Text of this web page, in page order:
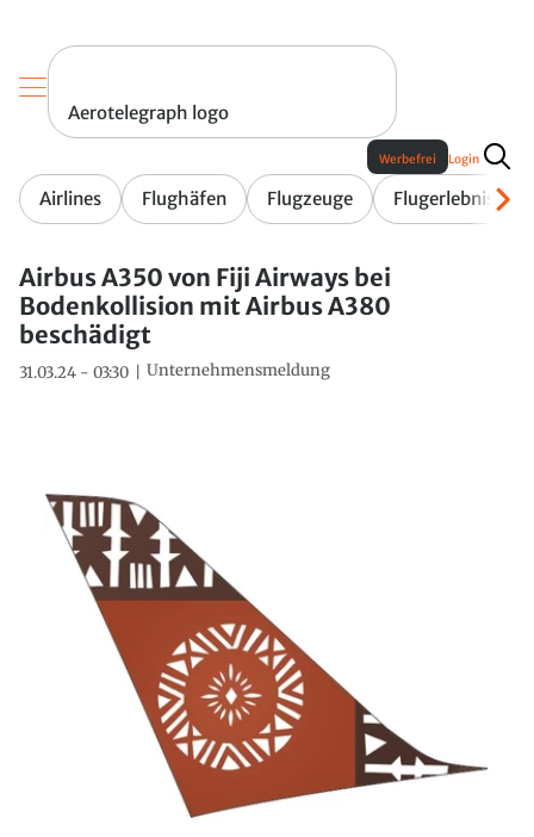
Aerotelegraph logo
Airlines Flughäfen Flugzeuge Flugerlebnis
Werbefrei Login
Airbus A350 von Fiji Airways bei
Bodenkollision mit Airbus A380
beschädigt
31.03.24 - 03:30 Unternehmensmeldung